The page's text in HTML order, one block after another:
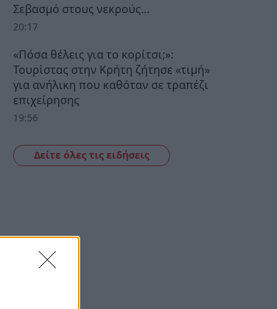
Σεβασμό στους νεκρούς…
20:17
«Πόσα θέλεις για το κορίτσι;»:
Τουρίστας στην Κρήτη ζήτησε «τιμή»
για ανήλικη που καθόταν σε τραπέζι
επιχείρησης
19:56
Δείτε όλες τις ειδήσεις